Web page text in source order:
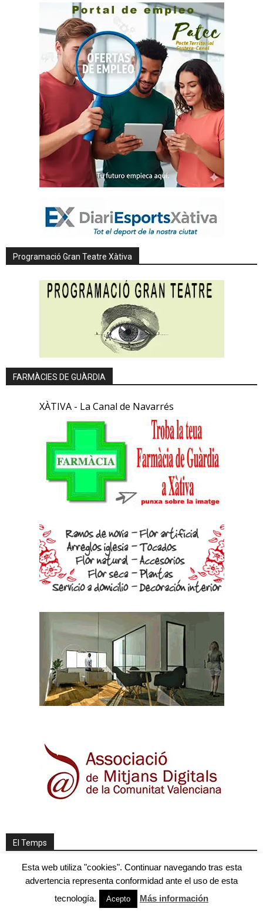
Programació Gran Teatre Xàtiva
FARMÀCIES DE GUÀRDIA
XÀTIVA - La Canal de Navarrés
El Temps
Pronóstico de Tutiempo.net
Esta web utiliza "cookies". Continuar navegando tras esta
advertencia representa conformidad ante el uso de esta
tecnología.
Acepto Más información